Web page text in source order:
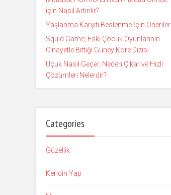
için Nasıl Artırılır?
Yaşlanma Karşıtı Beslenme İçin Öneriler
Squid Game, Eski Çocuk Oyunlarının
Cinayetle Bittiği Güney Kore Dizisi
Uçuk Nasıl Geçer, Neden Çıkar ve Hızlı
Çözümleri Nelerdir?
Categories
Güzellik
Kendin Yap